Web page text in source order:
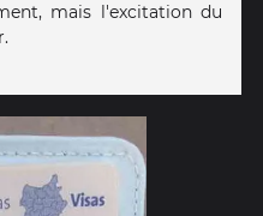
mais l'excitation du